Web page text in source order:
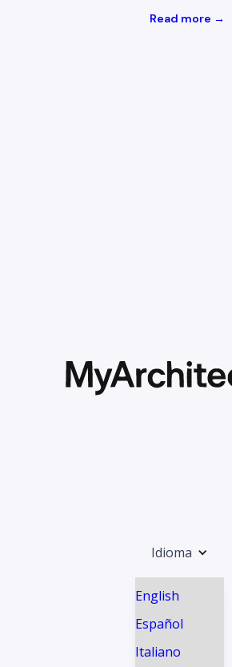
Read more →
Idioma
English
Español
Italiano